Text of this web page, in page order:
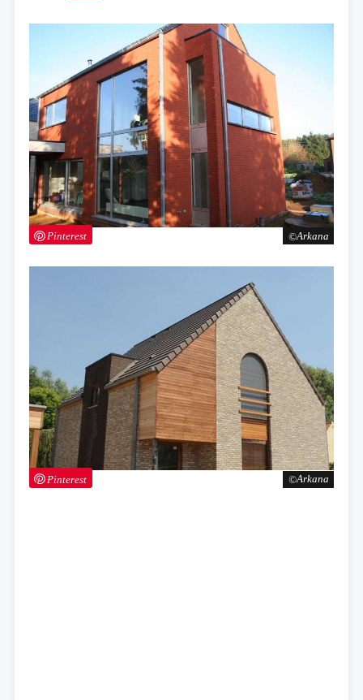
Arkana
Pinterest
Arkana
Pinterest